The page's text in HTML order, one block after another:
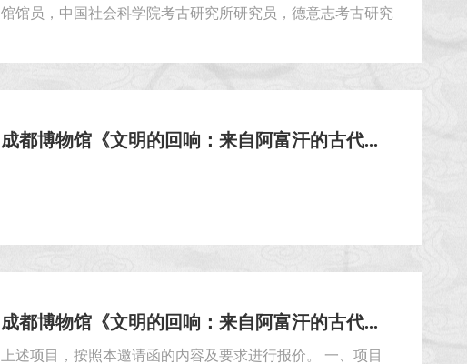
馆馆员，中国社会科学院考古研究所研究员，德意志考古研究
成都博物馆《文明的回响：来自阿富汗的古代...
成都博物馆《文明的回响：来自阿富汗的古代...
上述项目，按照本邀请函的内容及要求进行报价。 一、项目